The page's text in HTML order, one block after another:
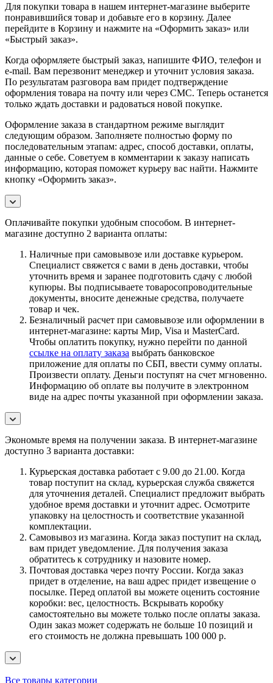
Для покупки товара в нашем интернет-магазине выберите
понравившийся товар и добавьте его в корзину. Далее
перейдите в Корзину и нажмите на «Оформить заказ» или
«Быстрый заказ».
Когда оформляете быстрый заказ, напишите ФИО, телефон и
e-mail. Вам перезвонит менеджер и уточнит условия заказа.
По результатам разговора вам придет подтверждение
оформления товара на почту или через СМС. Теперь останется
только ждать доставки и радоваться новой покупке.
Оформление заказа в стандартном режиме выглядит
следующим образом. Заполняете полностью форму по
последовательным этапам: адрес, способ доставки, оплаты,
данные о себе. Советуем в комментарии к заказу написать
информацию, которая поможет курьеру вас найти. Нажмите
кнопку «Оформить заказ».
Оплачивайте покупки удобным способом. В интернет-
магазине доступно 2 варианта оплаты:
Наличные при самовывозе или доставке курьером.
Специалист свяжется с вами в день доставки, чтобы
уточнить время и заранее подготовить сдачу с любой
купюры. Вы подписываете товаросопроводительные
документы, вносите денежные средства, получаете
товар и чек.
Безналичный расчет при самовывозе или оформлении в
интернет-магазине: карты Мир, Visa и MasterCard.
Чтобы оплатить покупку, нужно перейти по данной
ссылке на оплату заказа выбрать банковское
приложение для оплаты по СБП, ввести сумму оплаты.
Произвести оплату. Деньги поступят на счет мгновенно.
Информацию об оплате вы получите в электронном
виде на адрес почты указанной при оформлении заказа.
Экономьте время на получении заказа. В интернет-магазине
доступно 3 варианта доставки:
Курьерская доставка работает с 9.00 до 21.00. Когда
товар поступит на склад, курьерская служба свяжется
для уточнения деталей. Специалист предложит выбрать
удобное время доставки и уточнит адрес. Осмотрите
упаковку на целостность и соответствие указанной
комплектации.
Самовывоз из магазина. Когда заказ поступит на склад,
вам придет уведомление. Для получения заказа
обратитесь к сотруднику и назовите номер.
Почтовая доставка через почту России. Когда заказ
придет в отделение, на ваш адрес придет извещение о
посылке. Перед оплатой вы можете оценить состояние
коробки: вес, целостность. Вскрывать коробку
самостоятельно вы можете только после оплаты заказа.
Один заказ может содержать не больше 10 позиций и
его стоимость не должна превышать 100 000 р.
Все товары категории